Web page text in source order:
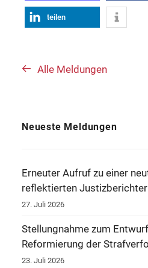
teilen
Alle Meldungen
Neueste Meldungen
Erneuter Aufruf zu einer
reflektierten
27. Juli 2026
Stellungnahme zum
Reformierung der
23. Juli 2026